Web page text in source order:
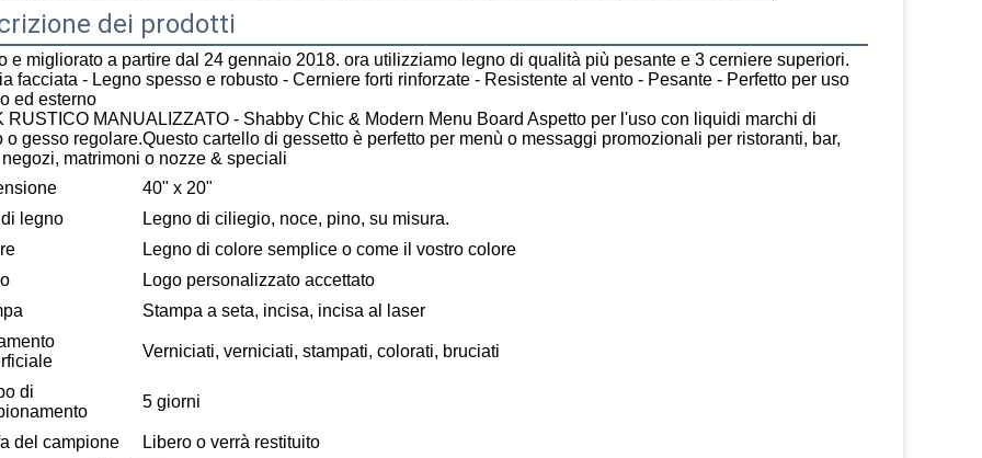
dei prodotti
e migliorato a partire dal 24 gennaio 2018. ora utilizziamo legno di qualità più pesante e 3 cerniere superiori.
facciata - Legno spesso e robusto - Cerniere forti rinforzate - Resistente al vento - Pesante - Perfetto per uso
ed esterno
RUSTICO MANUALIZZATO - Shabby Chic & Modern Menu Board Aspetto per l'uso con liquidi marchi di
o gesso regolare.Questo cartello di gessetto è perfetto per menù o messaggi promozionali per ristoranti, bar,
matrimoni o nozze & speciali
40" x 20"
legno
Legno di ciliegio, noce, pino, su misura.
Legno di colore semplice o come il vostro colore
Logo personalizzato accettato
Stampa a seta, incisa, incisa al laser
Verniciati, verniciati, stampati, colorati, bruciati
di
5 giorni
del campione Libero o verrà restituito